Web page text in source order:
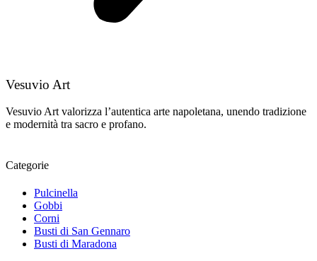
Vesuvio Art
Vesuvio Art valorizza l’autentica arte napoletana, unendo tradizione
e modernità tra sacro e profano.
Categorie
Pulcinella
Gobbi
Corni
Busti di San Gennaro
Busti di Maradona